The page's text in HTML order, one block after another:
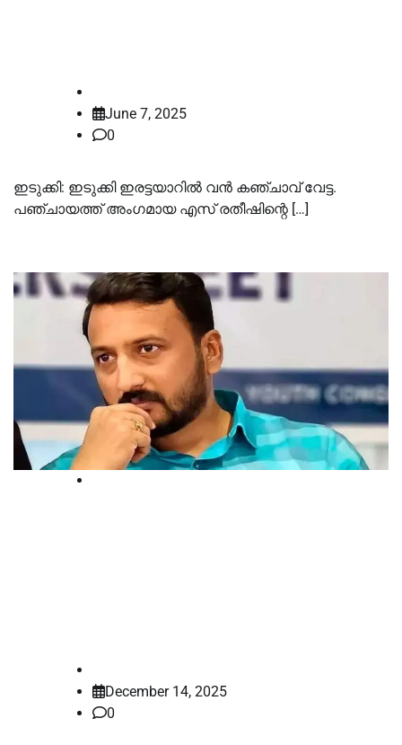
June 7, 2025
0
ഇടുക്കി: ഇടുക്കി ഇരട്ടയാറില്‍ വന്‍ കഞ്ചാവ് വേട്ട.
പഞ്ചായത്ത്‌ അംഗമായ എസ് രതീഷിന്റെ […]
December 14, 2025
0